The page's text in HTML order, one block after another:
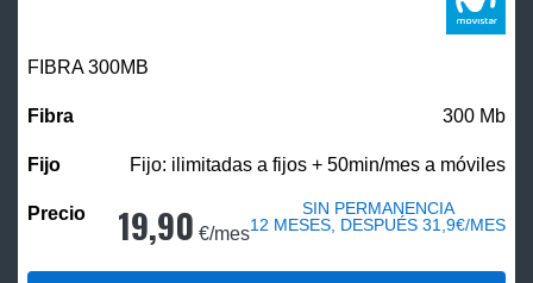
FIBRA 300MB
300 Mb
Fijo: ilimitadas a fijos + 50min/mes a móviles
19,90 €/mes
SIN PERMANENCIA
12 MESES, DESPUÉS 31,9€/MES